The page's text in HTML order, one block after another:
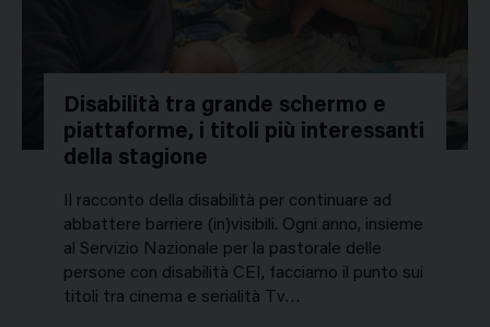
Disabilità tra grande schermo e
piattaforme, i titoli più interessanti
della stagione
Il racconto della disabilità per continuare ad
abbattere barriere (in)visibili. Ogni anno, insieme
al Servizio Nazionale per la pastorale delle
persone con disabilità CEI, facciamo il punto sui
titoli tra cinema e serialità Tv…